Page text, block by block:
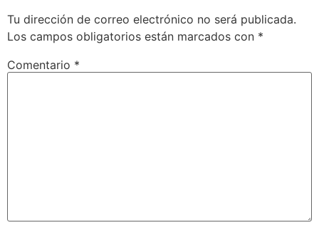
Tu dirección de correo electrónico no será publicada.
Los campos obligatorios están marcados con *
Comentario *